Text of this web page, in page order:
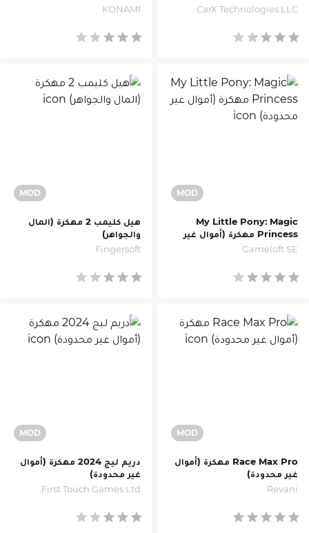
CarX Technologies LLC
KONAMI
My Little Pony: Magic
Princess مهكرة (أموال غير
محدودة)
Gameloft SE
هيل كليمب 2 مهكرة (المال
والجواهر)
Fingersoft
Race Max Pro مهكرة (أموال
غير محدودة)
Revani
دريم ليج 2024 مهكرة (أموال
غير محدودة)
First Touch Games Ltd.